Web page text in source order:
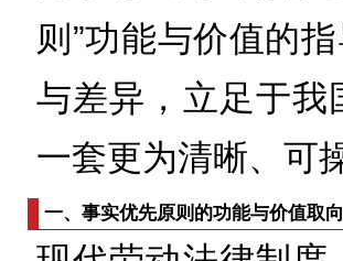
则”功能与价值的
与差异，立足于我
一套更为清晰、可
一、事实优先原则的功能与价值取向